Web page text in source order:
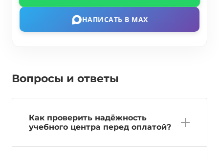
НАПИСАТЬ В MAX
Вопросы и ответы
Как проверить надёжность
учебного центра перед оплатой?